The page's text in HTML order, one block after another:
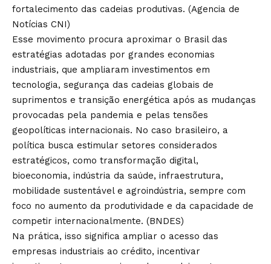
fortalecimento das cadeias produtivas. (Agencia de
Notícias CNI)
Esse movimento procura aproximar o Brasil das
estratégias adotadas por grandes economias
industriais, que ampliaram investimentos em
tecnologia, segurança das cadeias globais de
suprimentos e transição energética após as mudanças
provocadas pela pandemia e pelas tensões
geopolíticas internacionais. No caso brasileiro, a
política busca estimular setores considerados
estratégicos, como transformação digital,
bioeconomia, indústria da saúde, infraestrutura,
mobilidade sustentável e agroindústria, sempre com
foco no aumento da produtividade e da capacidade de
competir internacionalmente. (BNDES)
Na prática, isso significa ampliar o acesso das
empresas industriais ao crédito, incentivar